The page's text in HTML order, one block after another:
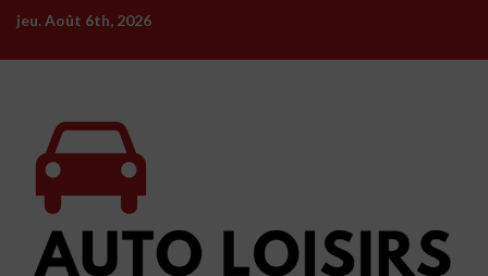
Skip
content
jeu. Août 6th, 2026